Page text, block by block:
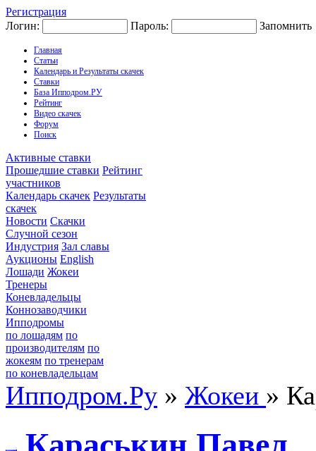
Регистрация
Логин:
Пароль: Запомнить
Главная
Статьи
Календарь и Результаты скачек
Ставки
База Ипподром.РУ
Рейтинг
Видео скачек
Форум
Поиск
Активные ставки
Прошедшие ставки Рейтинг
участников
Календарь скачек Результаты
скачек
Новости Скачки
Случной сезон
Индустрия Зал славы
Аукционы English
Лошади Жокеи
Тренеры
Коневладельцы
Коннозаводчики
Ипподромы
по лошадям по
производителям по
жокеям по тренерам
по коневладельцам
Ипподром.Ру » Жокеи »